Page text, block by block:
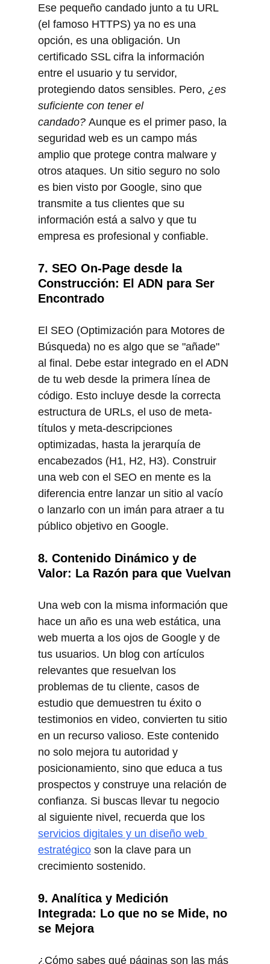
Ese pequeño candado junto a tu URL
(el famoso HTTPS) ya no es una
opción, es una obligación. Un
certificado SSL cifra la información
entre el usuario y tu servidor,
protegiendo datos sensibles. Pero, ¿es
suficiente con tener el
candado? Aunque es el primer paso, la
seguridad web es un campo más
amplio que protege contra malware y
otros ataques. Un sitio seguro no solo
es bien visto por Google, sino que
transmite a tus clientes que su
información está a salvo y que tu
empresa es profesional y confiable.
7. SEO On-Page desde la
Construcción: El ADN para Ser
Encontrado
El SEO (Optimización para Motores de
Búsqueda) no es algo que se "añade"
al final. Debe estar integrado en el ADN
de tu web desde la primera línea de
código. Esto incluye desde la correcta
estructura de URLs, el uso de meta-
títulos y meta-descripciones
optimizadas, hasta la jerarquía de
encabezados (H1, H2, H3). Construir
una web con el SEO en mente es la
diferencia entre lanzar un sitio al vacío
o lanzarlo con un imán para atraer a tu
público objetivo en Google.
8. Contenido Dinámico y de
Valor: La Razón para que Vuelvan
Una web con la misma información que
hace un año es una web estática, una
web muerta a los ojos de Google y de
tus usuarios. Un blog con artículos
relevantes que resuelvan los
problemas de tu cliente, casos de
estudio que demuestren tu éxito o
testimonios en video, convierten tu sitio
en un recurso valioso. Este contenido
no solo mejora tu autoridad y
posicionamiento, sino que educa a tus
prospectos y construye una relación de
confianza. Si buscas llevar tu negocio
al siguiente nivel, recuerda que los
servicios digitales y un diseño web
estratégico son la clave para un
crecimiento sostenido.
9. Analítica y Medición
Integrada: Lo que no se Mide, no
se Mejora
¿Cómo sabes qué páginas son las más